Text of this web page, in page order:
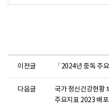
이전글 「2024년 중독 주
다음글
국가 정신건강현황
주요지표 2023 배포